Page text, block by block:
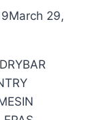
March 29,